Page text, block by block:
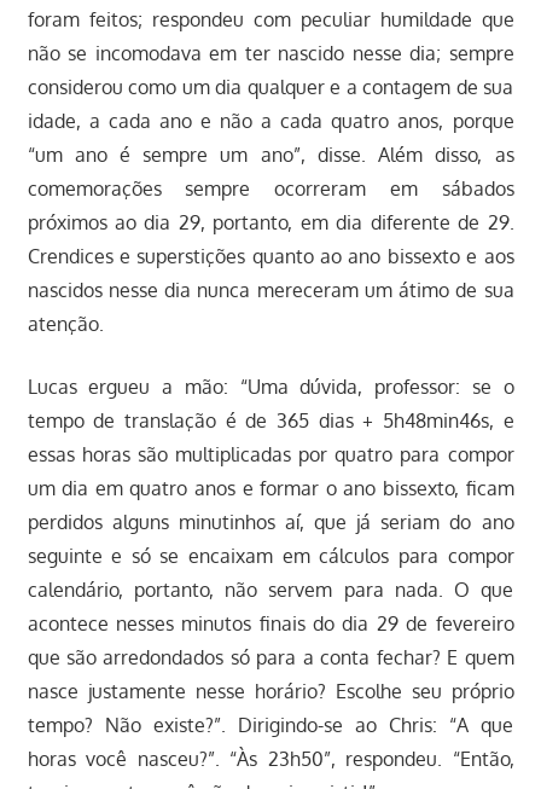
foram feitos; respondeu com peculiar humildade que
não se incomodava em ter nascido nesse dia; sempre
considerou como um dia qualquer e a contagem de sua
idade, a cada ano e não a cada quatro anos, porque
“um ano é sempre um ano”, disse. Além disso, as
comemorações sempre ocorreram em sábados
próximos ao dia 29, portanto, em dia diferente de 29.
Crendices e superstições quanto ao ano bissexto e aos
nascidos nesse dia nunca mereceram um átimo de sua
atenção.
Lucas ergueu a mão: “Uma dúvida, professor: se o
tempo de translação é de 365 dias + 5h48min46s, e
essas horas são multiplicadas por quatro para compor
um dia em quatro anos e formar o ano bissexto, ficam
perdidos alguns minutinhos aí, que já seriam do ano
seguinte e só se encaixam em cálculos para compor
calendário, portanto, não servem para nada. O que
acontece nesses minutos finais do dia 29 de fevereiro
que são arredondados só para a conta fechar? E quem
nasce justamente nesse horário? Escolhe seu próprio
tempo? Não existe?”. Dirigindo-se ao Chris: “A que
horas você nasceu?”. “Às 23h50”, respondeu. “Então,